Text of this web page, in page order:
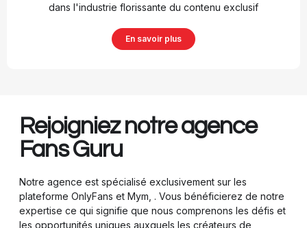
dans l'industrie florissante du contenu exclusif
En savoir plus
Rejoigniez notre agence
Fans Guru
Notre agence est spécialisé exclusivement sur les
plateforme OnlyFans et Mym, . Vous bénéficierez de notre
expertise ce qui signifie que nous comprenons les défis et
les opportunités uniques auxquels les créateurs de